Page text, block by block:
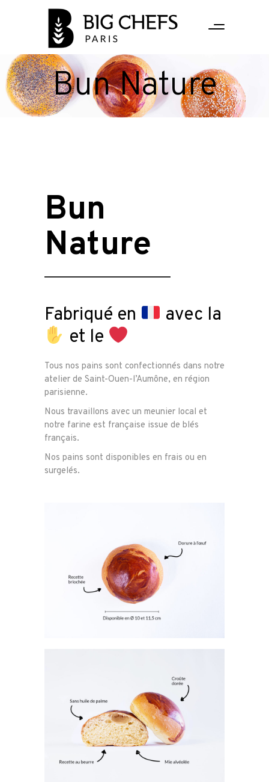
Bun Nature
Bun
Nature
Fabriqué en
avec la
et le
Tous nos pains sont confectionnés dans notre
atelier de Saint-Ouen-l’Aumône, en région
parisienne.
Nous travaillons avec un meunier local et
notre farine est française issue de blés
français.
Nos pains sont disponibles en frais ou en
surgelés.